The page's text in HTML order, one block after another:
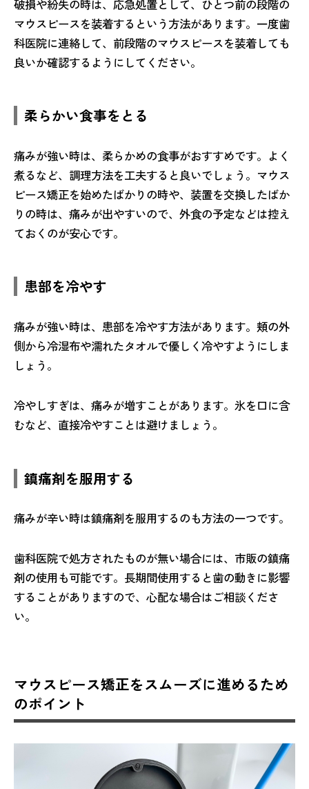
破損や紛失の時は、応急処置として、ひとつ前の段階の
マウスピースを装着するという方法があります。一度歯
科医院に連絡して、前段階のマウスピースを装着しても
良いか確認するようにしてください。
柔らかい食事をとる
痛みが強い時は、柔らかめの食事がおすすめです。よく
煮るなど、調理方法を工夫すると良いでしょう。マウス
ピース矯正を始めたばかりの時や、装置を交換したばか
りの時は、痛みが出やすいので、外食の予定などは控え
ておくのが安心です。
患部を冷やす
痛みが強い時は、患部を冷やす方法があります。頬の外
側から冷湿布や濡れたタオルで優しく冷やすようにしま
しょう。
冷やしすぎは、痛みが増すことがあります。氷を口に含
むなど、直接冷やすことは避けましょう。
鎮痛剤を服用する
痛みが辛い時は鎮痛剤を服用するのも方法の一つです。
歯科医院で処方されたものが無い場合には、市販の鎮痛
剤の使用も可能です。長期間使用すると歯の動きに影響
することがありますので、心配な場合はご相談くださ
い。
マウスピース矯正をスムーズに進めるため
のポイント